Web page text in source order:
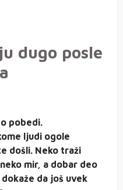
dugo posle
pobedi.
ljudi ogole
došli. Neko traži
mir, a dobar deo
da još uvek